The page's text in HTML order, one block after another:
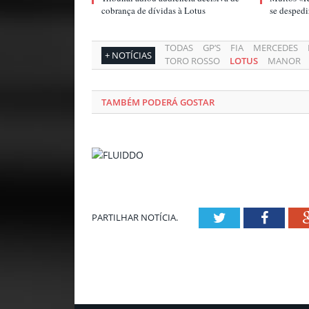
cobrança de dívidas à Lotus
se
+ NOTÍCIAS
TODAS GP’S FIA MERCEDES
TORO ROSSO
LOTUS MANOR
TAMBÉM PODERÁ GOSTAR
PARTILHAR NOTÍCIA. Twitter